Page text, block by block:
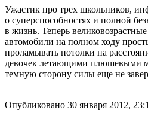
Ужастик про трех школьников,
о суперспособностях и полной
в жизнь. Теперь
автомобили на полном ходу
проламывать потолки на
девочек летающими плюшевыми
темную сторону силы еще не
Опубликовано 30 января 2012,